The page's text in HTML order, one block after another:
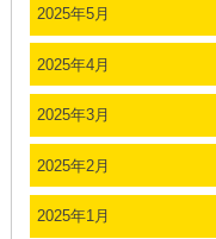
2025年5月
2025年4月
2025年3月
2025年2月
2025年1月